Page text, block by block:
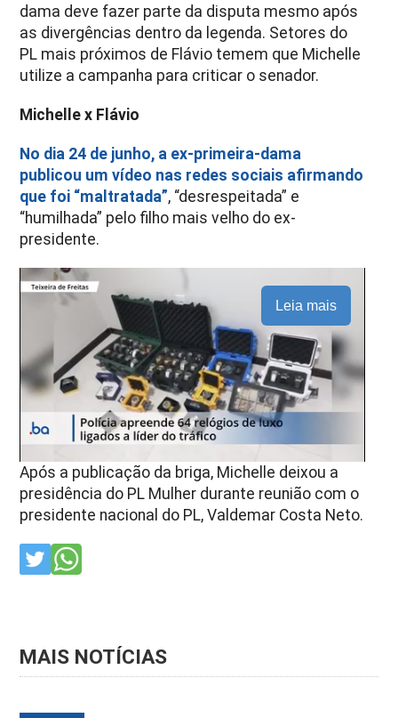
dama deve fazer parte da disputa mesmo após
as divergências dentro da legenda. Setores do
PL mais próximos de Flávio temem que Michelle
utilize a campanha para criticar o senador.
Michelle x Flávio
No dia 24 de junho, a ex-primeira-dama
publicou um vídeo nas redes sociais afirmando
que foi “maltratada”, “desrespeitada” e
“humilhada” pelo filho mais velho do ex-
presidente.
Leia mais
Após a publicação da briga, Michelle deixou a
presidência do PL Mulher durante reunião com o
presidente nacional do PL, Valdemar Costa Neto.
MAIS NOTÍCIAS